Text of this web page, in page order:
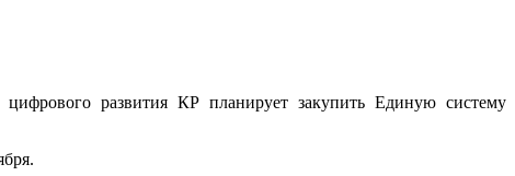
цифрового развития КР планирует закупить Единую систему